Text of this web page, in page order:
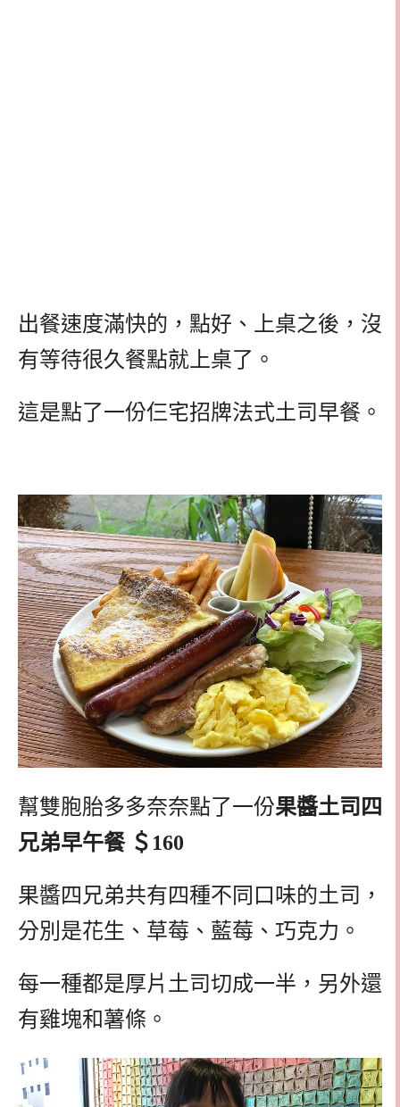
出餐速度滿快的，點好、上桌之後，沒
有等待很久餐點就上桌了。
這是點了一份仨宅招牌法式土司早餐。
幫雙胞胎多多奈奈點了一份果醬土司四
兄弟早午餐 ＄160
果醬四兄弟共有四種不同口味的土司，
分別是花生、草莓、藍莓、巧克力。
每一種都是厚片土司切成一半，另外還
有雞塊和薯條。